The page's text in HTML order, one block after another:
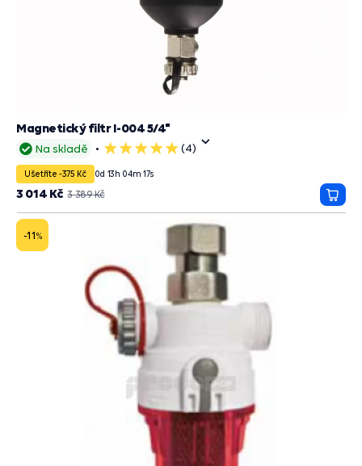
Na skladě
5
(4)
Magnetický filtr I-004 5/4"
Ušetříte -375 Kč 0d 13h 04m 15s
3 389 Kč
3 014 Kč
do
-11%